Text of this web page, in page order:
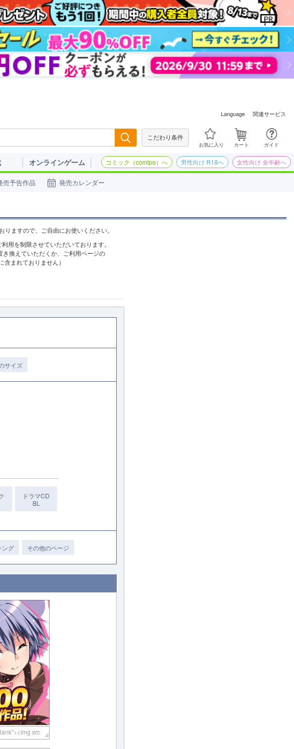
Language 関連サービス
こだわり条件
お気に入り カート ガイド
オンラインゲーム コミック（comipo）へ 男性向け R18へ 女性向け 全年齢へ
売予告作品 発売カレンダー
ますので、ご自由にお使いください。
用を制限させていただいております。
換えていただくか、ご利用ページの
まれておりません）
サイズ
ドラマCD
BL
ング その他のページ